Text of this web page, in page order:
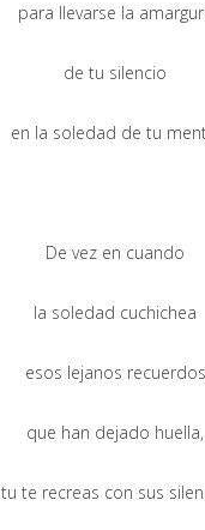
para llevarse la
de tu silencio
en la soledad de tu
De vez en cuando
la soledad cuchichea
esos lejanos recuerdos
que han dejado huella,
tu te recreas con sus